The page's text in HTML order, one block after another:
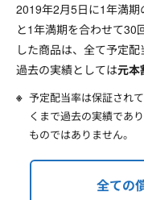
2019年2月5日に1年満
と1年満期を合わせて30
した商品は、全て予定
過去の実績としては元本
予定配当率は保証され
くまで過去の実績であ
ものではありません。
全ての